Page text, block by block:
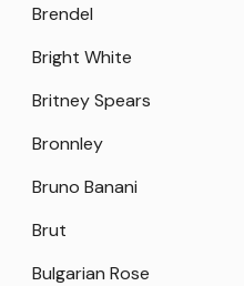
Brendel
Bright White
Britney Spears
Bronnley
Bruno Banani
Brut
Bulgarian Rose